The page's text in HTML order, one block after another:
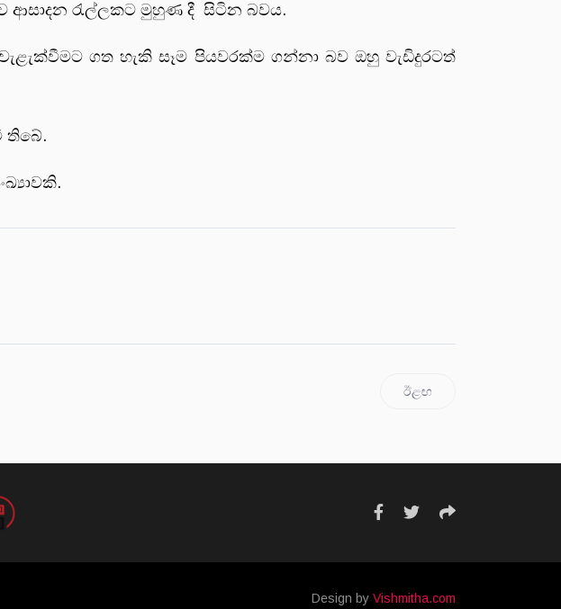
ආසාදන රැල්ලකට මුහුණ දී සිටින බවය.
ගත හැකි සෑම පියවරක්ම ගන්නා බව ඔහු වැඩිදුරටත්
තිබේ.
ඊළඟ
Design by Vishmitha.com